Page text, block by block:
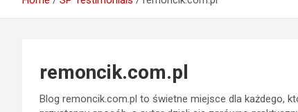
remoncik.com.pl
Blog remoncik.com.pl to świetne miejsce dla każdego,